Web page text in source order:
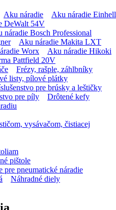
Aku náradie
Aku náradie Einhell
DeWalt 54V
náradie Bosch Professional
Aku náradie Makita LXT
Worx
Aku náradie Hikoki
Pattfield 20V
Frézy, rašple, záhlbníky
listy, pílové plátky
pre brúsky a leštičky
pre píly
Drôtené kefy
vysávačom, čistiacej
pištole
pre pneumatické náradie
Náhradné diely